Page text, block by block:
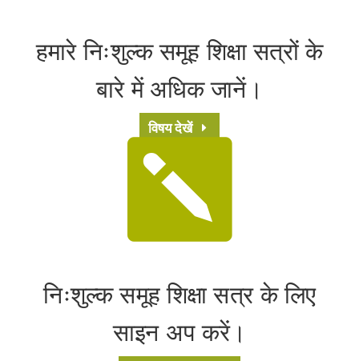
हमारे निःशुल्क समूह शिक्षा सत्रों के
बारे में अधिक जानें।
विषय देखें

निःशुल्क समूह शिक्षा सत्र के लिए
साइन अप करें।